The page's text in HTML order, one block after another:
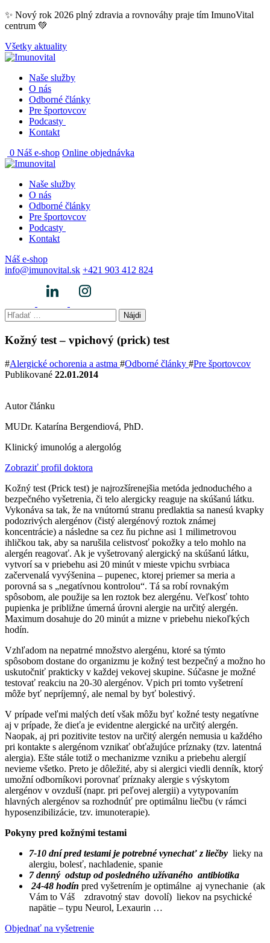
Skip
to
✨ Nový rok 2026 plný zdravia a rovnováhy praje tím ImunoVital
centrum 💚
Všetky aktuality
Naše služby
O nás
Odborné články
Pre športovcov
Podcasty
Kontakt
0 Náš e-shop Online objednávka
Naše služby
O nás
Odborné články
Pre športovcov
Podcasty
Kontakt
Náš e-shop
info@imunovital.sk +421 903 412 824
Hľadať:
Kožný test – vpichový (prick) test
#Alergické ochorenia a astma #Odborné články #Pre športovcov
Publikované 22.01.2014
Autor článku
MUDr. Katarína Bergendiová, PhD.
Klinický imunológ a alergológ
Zobraziť profil doktora
Kožný test (Prick test) je najrozšírenejšia metóda jednoduchého a
bezpečného vyšetrenia, či telo alergicky reaguje na skúšanú látku.
Vykonáva sa tak, že na vnútornú stranu predlaktia sa nanesú kvapky
podozrivých alergénov (čistý alergénový roztok známej
koncentrácie) a následne sa cez ňu pichne asi 1 milimetrovou
ihličkou tak, aby sa narušila celistvosť pokožky a telo mohlo na
alergén reagovať. Ak je vyšetrovaný alergický na skúšanú látku,
vytvorí sa v priebehu asi 20 minút v mieste vpichu svrbiaca
začervenalá vyvýšenina – pupenec, ktorej priemer sa meria a
porovná sa s „negatívnou kontrolou“. Tá sa robí rovnakým
spôsobom, ale použije sa len roztok bez alergénu. Veľkosť tohto
pupienka je približne úmerná úrovni alergie na určitý alergén.
Maximum dosahuje do 20 minút a mizne v priebehu niekoľkých
hodín.
Vzhľadom na nepatrné množstvo alergénu, ktoré sa týmto
spôsobom dostane do organizmu je kožný test bezpečný a možno ho
uskutočniť prakticky v každej vekovej skupine. Súčasne je možné
testovať reakciu na 20-30 alergénov. Vpich pri tomto vyšetrení
môže byť nepríjemný, ale nemal by byť bolestivý.
V prípade veľmi malých detí však môžu byť kožné testy negatívne
aj v prípade, že dieťa je evidentne alergické na určitý alergén.
Naopak, aj pri pozitivite testov na určitý alergén nemusia u každého
pri kontakte s alergénom vznikať obťažujúce príznaky (tzv. latentná
alergia). Ešte stále totiž o mechanizme vzniku a priebehu alergií
nevieme všetko. Preto je dôležité, aby si alergici viedli denník, ktorý
umožní odborníkovi porovnať príznaky alergie s výskytom
alergénov v ovzduší (napr. pri peľovej alergii) a vytypovaním
hlavných alergénov sa rozhodnúť pre optimálnu liečbu (v rámci
hyposenzibilizácie, tzv. imunoterapie).
Pokyny pred kožnými testami
7-10 dní pred testami je potrebné vynechať z liečby lieky na
alergiu, bolesť, nachladenie, spanie
7 denný odstup od posledného užívaného antibiotika
24-48 hodín pred vyšetrením je optimálne aj vynechanie (ak
Vám to Váš zdravotný stav dovolí) liekov na psychické
napätie – typu Neurol, Lexaurin …
Objednať na vyšetrenie